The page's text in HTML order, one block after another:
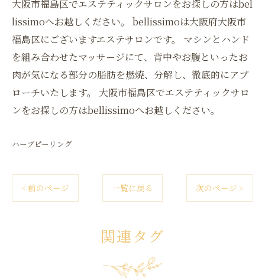
大阪市福島区でエステティックサロンをお探しの方はbel
lissimoへお越しください。 bellissimoは大阪府大阪市
福島区にございますエステサロンです。 マシンとハンド
を組み合わせたマッサージにて、背中やお腹といったお
肉が気になる部分の脂肪を燃焼、分解し、徹底的にアプ
ローチいたします。 大阪市福島区でエステティックサロ
ンをお探しの方はbellissimoへお越しください。
ハーブピーリング
< 前のページ 一覧に戻る 次のページ >
関連タグ